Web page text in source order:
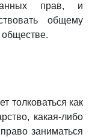
прав, и
общему
обществе.
толковаться как
какая-либо
заниматься